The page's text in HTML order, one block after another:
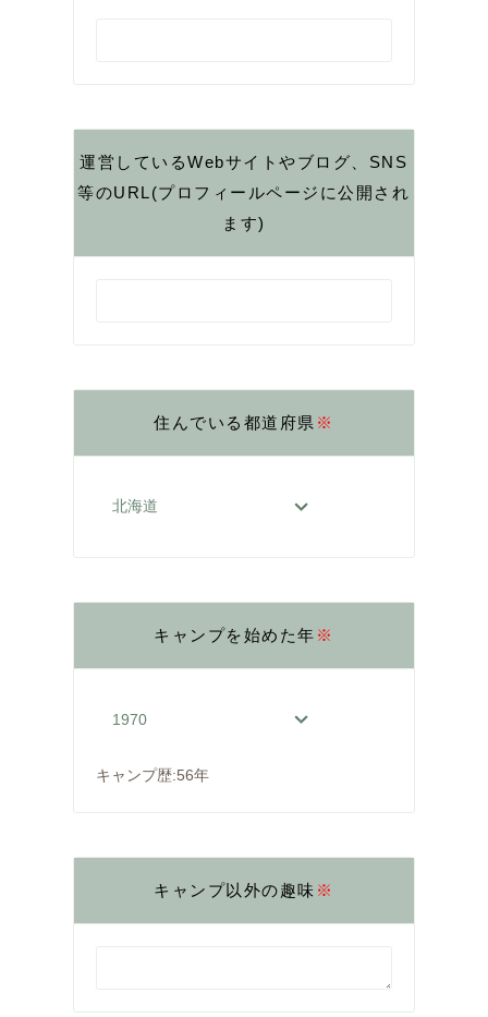
運営しているWebサイトやブログ、SNS
等のURL(プロフィールページに公開され
ます)
住んでいる都道府県 ※
キャンプを始めた年 ※
キャンプ歴:56年
キャンプ以外の趣味 ※